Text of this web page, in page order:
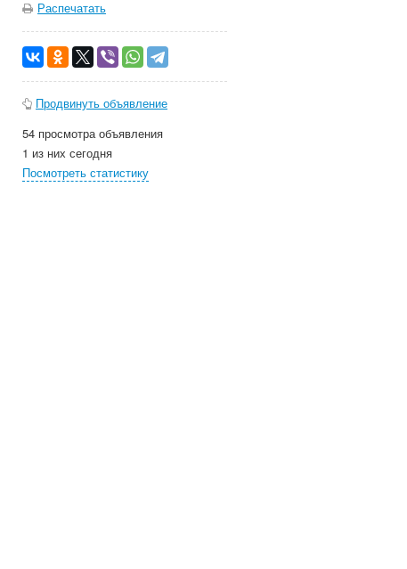
Распечатать
Продвинуть объявление
54 просмотра объявления
1 из них сегодня
Посмотреть статистику